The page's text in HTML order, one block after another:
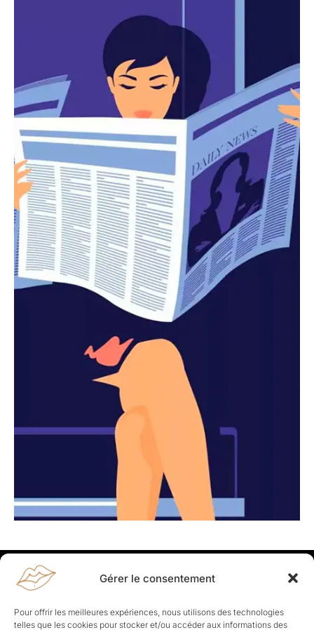
Gérer le consentement
Pour offrir les meilleures expériences, nous utilisons des technologies
telles que les cookies pour stocker et/ou accéder aux informations des
Rapporteuses
À propos de Rapporteuses :Rapporteuses, c’est l’histoire de
Parisiennes, bien dans leurs baskets qui aiment rapporter ce qui leur